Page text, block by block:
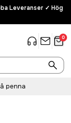
Leveranser ✓ Hög
0
penna